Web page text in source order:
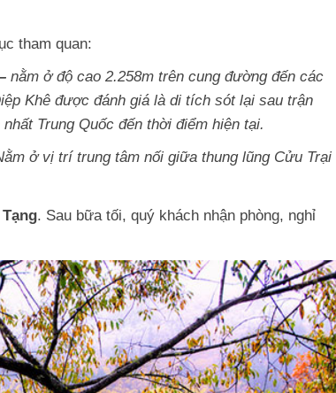
tham quan:
nằm ở độ cao 2.258m trên cung đường đến các
Khê được đánh giá là di tích sót lại sau trận
Trung Quốc đến thời điểm hiện tại.
ở vị trí trung tâm nối giữa thung lũng Cửu Trại
. Sau bữa tối, quý khách nhận phòng, nghỉ